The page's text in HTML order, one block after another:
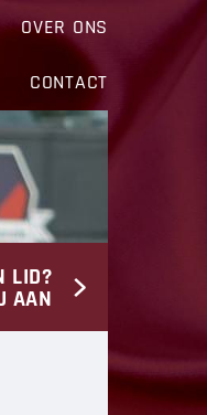
OVER ONS
CONTACT
LID?
AAN